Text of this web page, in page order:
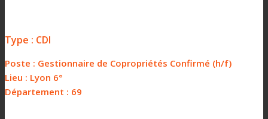
Type : CDI
Poste : Gestionnaire de Copropriétés Confirmé (h/f)
Lieu : Lyon 6°
Département : 69